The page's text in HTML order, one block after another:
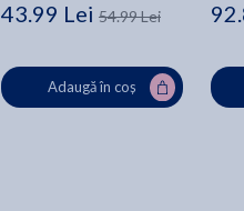
43.99 Lei 54.99 Lei
Adaugă în coș